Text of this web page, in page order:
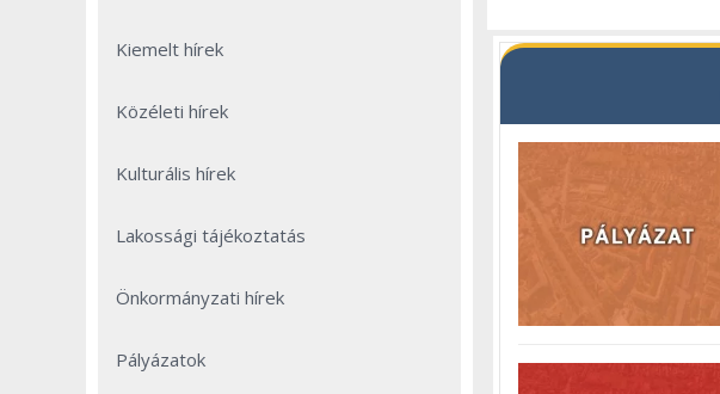
Kiemelt hírek
Közéleti hírek
Kulturális hírek
Lakossági tájékoztatás
Önkormányzati hírek
Pályázatok